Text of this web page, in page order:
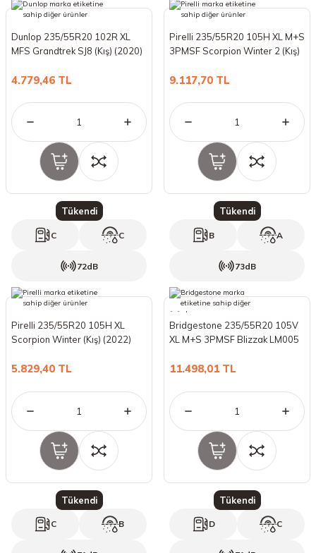
Dunlop 235/55R20 102R XL
MFS Grandtrek SJ8 (Kış) (2020)
4.779,46 TL
Pirelli 235/55R20 105H XL M+S
3PMSF Scorpion Winter 2 (Kış)
9.117,70 TL
Tükendi
C C
72dB
Pirelli 235/55R20 105H XL
Scorpion Winter (Kış) (2022)
5.829,40 TL
Tükendi
B A
73dB
Bridgestone 235/55R20 105V
XL M+S 3PMSF Blizzak LM005
11.498,01 TL
Tükendi
C B
Tükendi
D C